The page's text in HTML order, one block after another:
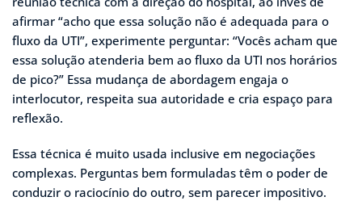
afirmar “acho que essa solução não é adequada para o
fluxo da UTI”, experimente perguntar: “Vocês acham que
essa solução atenderia bem ao fluxo da UTI nos horários
de pico?” Essa mudança de abordagem engaja o
interlocutor, respeita sua autoridade e cria espaço para
reflexão.
Essa técnica é muito usada inclusive em negociações
complexas. Perguntas bem formuladas têm o poder de
conduzir o raciocínio do outro, sem parecer impositivo.